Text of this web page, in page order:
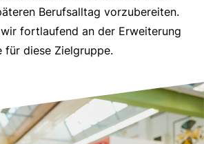
Berufsalltag vorzubereiten.
fortlaufend an der Erweiterung
für diese Zielgruppe.